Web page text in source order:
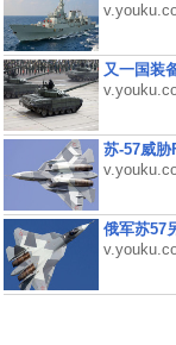
又一国装
苏-57威胁
俄军苏57